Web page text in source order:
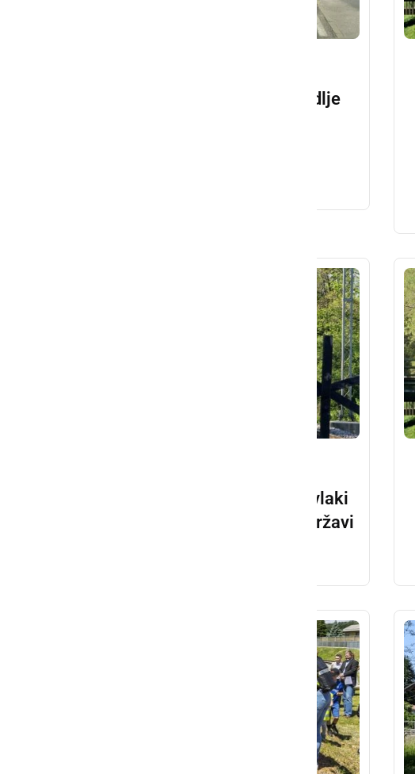
Zapornice večkrat zaprte dlje
Vpeljali omejitve hitrosti, vlaki
bodo zamujali po celotni državi